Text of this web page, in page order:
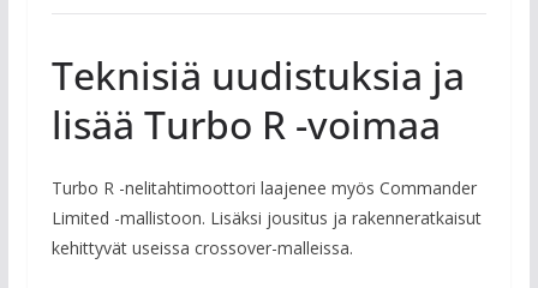
Teknisiä uudistuksia ja
lisää Turbo R -voimaa
Turbo R -nelitahtimoottori laajenee myös Commander
Limited -mallistoon. Lisäksi jousitus ja rakenneratkaisut
kehittyvät useissa crossover-malleissa.